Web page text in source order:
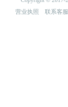
营业执照
联系客服